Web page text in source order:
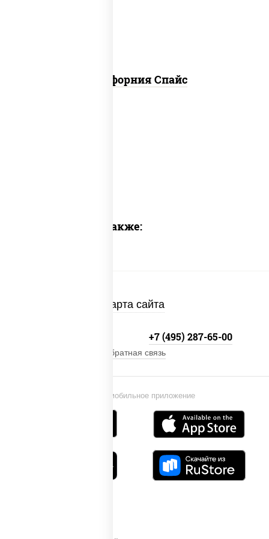
Калифорния Спайс
Предлагаем также:
Карта сайта
Установи мобильное приложение
+7 (495) 287-65-00
Обратная связь